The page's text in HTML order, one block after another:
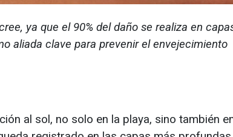
ya que el 90% del daño se realiza en
aliada clave para prevenir el envejecimiento
al sol, no solo en la playa, sino también